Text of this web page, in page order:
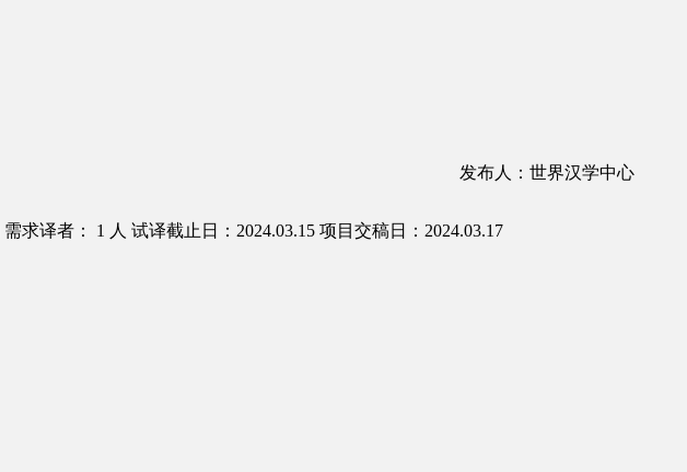
发布人：世界汉学中心
需求译者： 1 人 试译截止日：2024.03.15 项目交稿日：2024.03.17